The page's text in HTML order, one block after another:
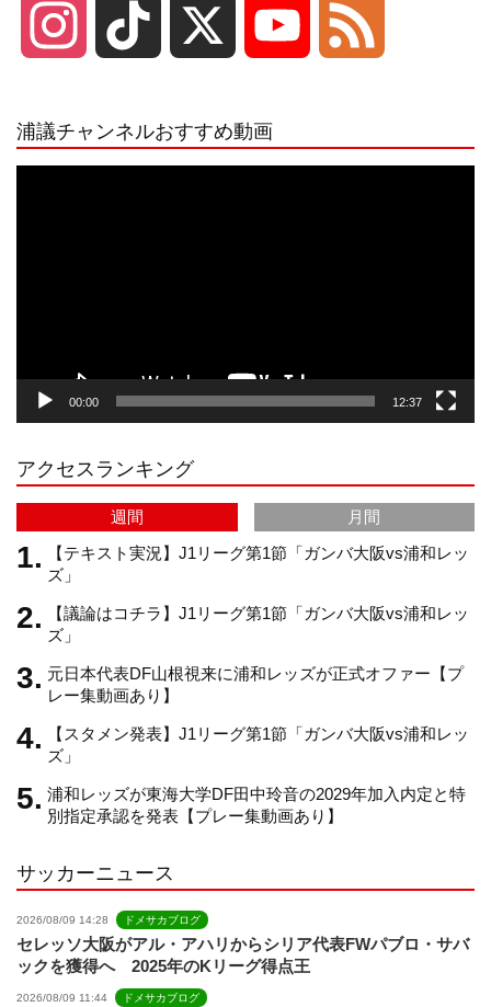
r
a
m
e
C
h
a
n
n
e
浦議チャンネルおすすめ動画
00:00 12:37
アクセスランキング
週間
月間
【テキスト実況】J1リーグ第1節「ガンバ大阪vs浦和レッ
ズ」
【議論はコチラ】J1リーグ第1節「ガンバ大阪vs浦和レッ
ズ」
元日本代表DF山根視来に浦和レッズが正式オファー【プ
レー集動画あり】
【スタメン発表】J1リーグ第1節「ガンバ大阪vs浦和レッ
ズ」
浦和レッズが東海大学DF田中玲音の2029年加入内定と特
別指定承認を発表【プレー集動画あり】
サッカーニュース
2026/08/09 14:28 ドメサカブログ
セレッソ大阪がアル・アハリからシリア代表FWパブロ・サバ
ックを獲得へ 2025年のKリーグ得点王
2026/08/09 11:44 ドメサカブログ